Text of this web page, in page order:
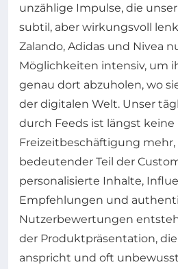
unzählige Impulse, die
subtil, aber wirkungsvoll
Zalando, Adidas und Nivea
Möglichkeiten intensiv, um
genau dort abzuholen, wo
der digitalen Welt. Unser
durch Feeds ist längst keine
Freizeitbeschäftigung mehr,
bedeutender Teil der
personalisierte Inhalte,
Empfehlungen und
Nutzerbewertungen
der Produktpräsentation,
anspricht und oft